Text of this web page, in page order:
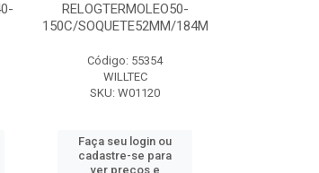
RELOGTERMOLEO50-
150C/SOQUETE52MM/184M
Código: 55354
WILLTEC
SKU: W01120
Faça seu login ou
cadastre-se para
ver preços e